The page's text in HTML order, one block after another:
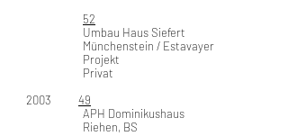
52
Umbau Haus Siefert
Münchenstein / Estavayer
Projekt
Privat
2003 49
APH Dominikushaus
Riehen, BS